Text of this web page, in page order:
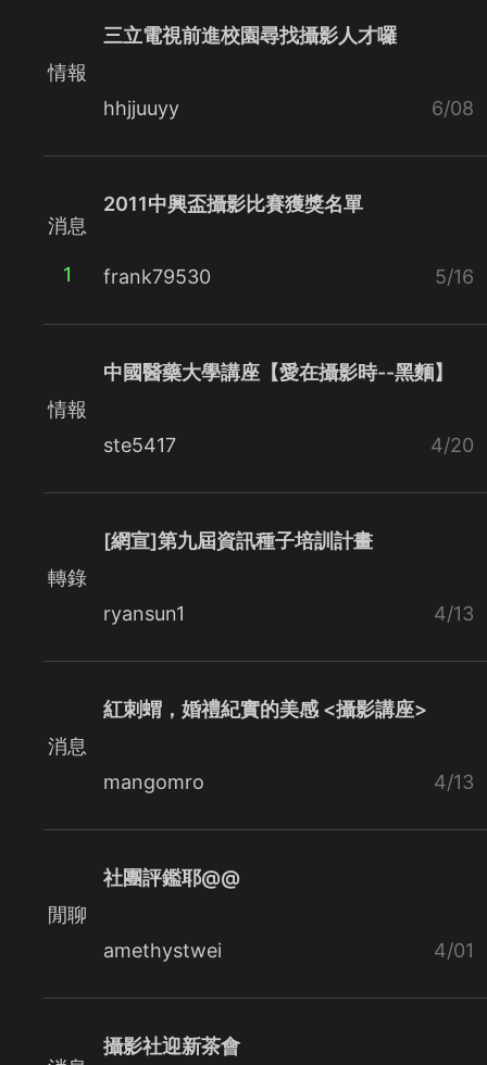
情報
三立電視前進校園尋找攝影人才囉
hhjjuuyy 6/08
消息
1
2011中興盃攝影比賽獲獎名單
frank79530 5/16
情報
中國醫藥大學講座【愛在攝影時--黑麵】
ste5417 4/20
轉錄
[網宣]第九屆資訊種子培訓計畫
ryansun1 4/13
消息
紅刺蝟，婚禮紀實的美感 <攝影講座>
mangomro 4/13
閒聊
社團評鑑耶@@
amethystwei 4/01
攝影社迎新茶會